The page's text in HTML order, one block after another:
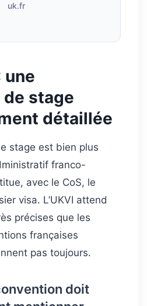
uk.fr
une
stage
détaillée
stage est bien plus
franco-
avec le CoS, le
visa. L’UKVI attend
précises que les
françaises
pas toujours.
doit